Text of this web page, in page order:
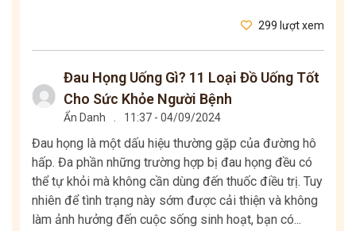
299 lượt xem
Đau Họng Uống Gì? 11 Loại Đồ Uống Tốt
Cho Sức Khỏe Người Bệnh
Ẩn Danh 11:37 - 04/09/2024
Đau họng là một dấu hiệu thường gặp của đường hô
hấp. Đa phần những trường hợp bị đau họng đều có
thể tự khỏi mà không cần dùng đến thuốc điều trị. Tuy
nhiên để tình trạng này sớm được cải thiện và không
làm ảnh hưởng đến cuộc sống sinh hoạt, bạn có...